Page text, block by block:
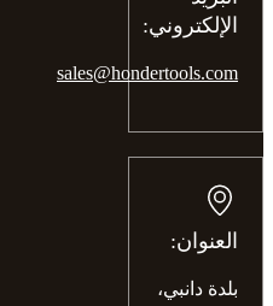
الإلكتروني:
sales@hondertools.com
العنوان:
بلدة دانبي،